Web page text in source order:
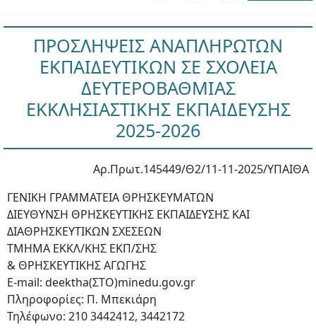
ΠΡΟΣΛΗΨΕΙΣ ΑΝΑΠΛΗΡΩΤΩΝ
ΕΚΠΑΙΔΕΥΤΙΚΩΝ ΣΕ ΣΧΟΛΕΙΑ
ΔΕΥΤΕΡΟΒΑΘΜΙΑΣ
ΕΚΚΛΗΣΙΑΣΤΙΚΗΣ ΕΚΠΑΙΔΕΥΣΗΣ
2025-2026
Αρ.Πρωτ.145449/Θ2/11-11-2025/ΥΠΑΙΘΑ
ΓΕΝΙΚΗ ΓΡΑΜΜΑΤΕΙΑ ΘΡΗΣΚΕΥΜΑΤΩΝ
ΔΙΕΥΘΥΝΣΗ ΘΡΗΣΚΕΥΤΙΚΗΣ ΕΚΠΑΙΔΕΥΣΗΣ ΚΑΙ
ΔΙΑΘΡΗΣΚΕΥΤΙΚΩΝ ΣΧΕΣΕΩΝ
ΤΜΗΜΑ ΕΚΚΛ/ΚΗΣ ΕΚΠ/ΣΗΣ
& ΘΡΗΣΚΕΥΤΙΚΗΣ ΑΓΩΓΗΣ
E-mail: deektha(ΣΤΟ)minedu.gov.gr
Πληροφορίες: Π. Μπεκιάρη
Τηλέφωνο: 210 3442412, 3442172